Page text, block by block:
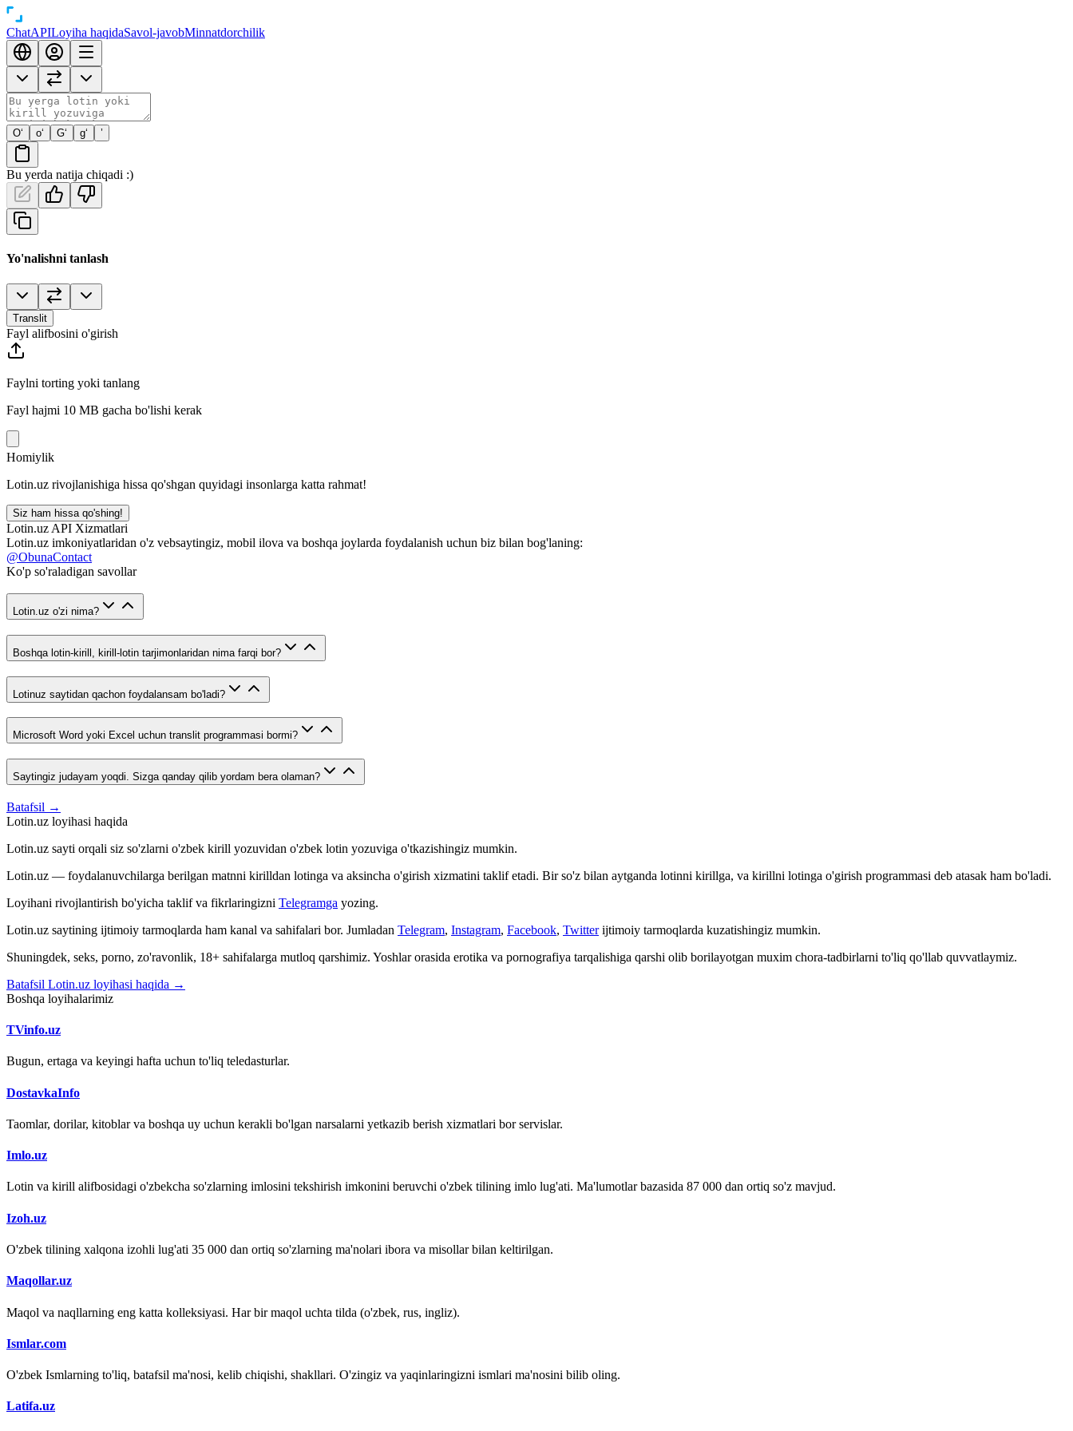
ChatAPILoyiha haqidaSavol-javobMinnatdorchilik
O‘ o‘ G‘ g‘ ’
Bu yerda natija chiqadi :)
Yo'nalishni tanlash
Translit
Fayl alifbosini o'girish
Faylni torting yoki tanlang
Fayl hajmi 10 MB gacha bo'lishi kerak
Homiylik
Lotin.uz rivojlanishiga hissa qo'shgan quyidagi insonlarga katta rahmat!
Siz ham hissa qo'shing!
Lotin.uz API Xizmatlari
Lotin.uz imkoniyatlaridan o'z vebsaytingiz, mobil ilova va boshqa joylarda foydalanish uchun biz bilan bog'laning:
@ObunaContact
Ko'p so'raladigan savollar
Lotin.uz o'zi nima?
Boshqa lotin-kirill, kirill-lotin tarjimonlaridan nima farqi bor?
Lotinuz saytidan qachon foydalansam bo'ladi?
Microsoft Word yoki Excel uchun translit programmasi bormi?
Saytingiz judayam yoqdi. Sizga qanday qilib yordam bera olaman?
Batafsil →
Lotin.uz loyihasi haqida
Lotin.uz sayti orqali siz so'zlarni o'zbek kirill yozuvidan o'zbek lotin yozuviga o'tkazishingiz mumkin.
Lotin.uz — foydalanuvchilarga berilgan matnni kirilldan lotinga va aksincha o'girish xizmatini taklif etadi. Bir so'z bilan aytganda lotinni kirillga, va kirillni lotinga o'girish programmasi deb atasak ham bo'ladi.
Loyihani rivojlantirish bo'yicha taklif va fikrlaringizni Telegramga yozing.
Lotin.uz saytining ijtimoiy tarmoqlarda ham kanal va sahifalari bor. Jumladan Telegram, Instagram, Facebook, Twitter ijtimoiy tarmoqlarda kuzatishingiz mumkin.
Shuningdek, seks, porno, zo'ravonlik, 18+ sahifalarga mutloq qarshimiz. Yoshlar orasida erotika va pornografiya tarqalishiga qarshi olib borilayotgan muxim chora-tadbirlarni to'liq qo'llab quvvatlaymiz.
Batafsil Lotin.uz loyihasi haqida →
Boshqa loyihalarimiz
TVinfo.uz
Bugun, ertaga va keyingi hafta uchun to'liq teledasturlar.
DostavkaInfo
Taomlar, dorilar, kitoblar va boshqa uy uchun kerakli bo'lgan narsalarni yetkazib berish xizmatlari bor servislar.
Imlo.uz
Lotin va kirill alifbosidagi o'zbekcha so'zlarning imlosini tekshirish imkonini beruvchi o'zbek tilining imlo lug'ati. Ma'lumotlar bazasida 87 000 dan ortiq so'z mavjud.
Izoh.uz
O'zbek tilining xalqona izohli lug'ati 35 000 dan ortiq so'zlarning ma'nolari ibora va misollar bilan keltirilgan.
Maqollar.uz
Maqol va naqllarning eng katta kolleksiyasi. Har bir maqol uchta tilda (o'zbek, rus, ingliz).
Ismlar.com
O'zbek Ismlarning to'liq, batafsil ma'nosi, kelib chiqishi, shakllari. O'zingiz va yaqinlaringizni ismlari ma'nosini bilib oling.
Latifa.uz